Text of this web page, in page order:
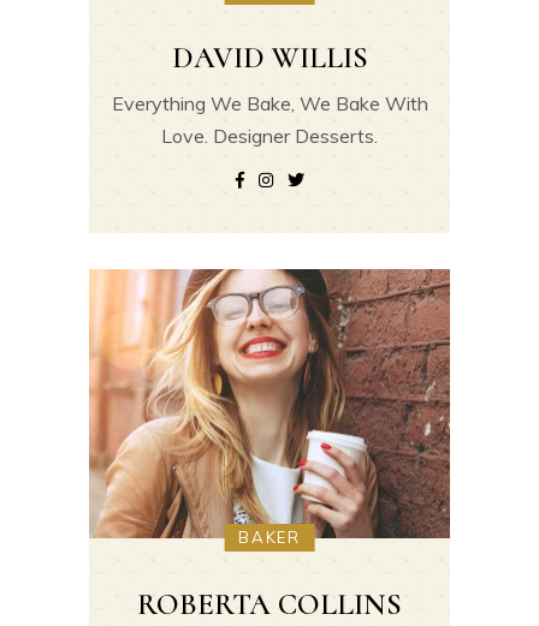
DAVID WILLIS
Everything We Bake, We Bake With
Love. Designer Desserts.
BAKER
ROBERTA COLLINS